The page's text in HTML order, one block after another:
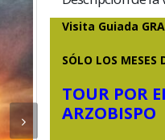
Visita Guiada
SÓLO LOS MESES
TOUR POR
ARZOBISPO